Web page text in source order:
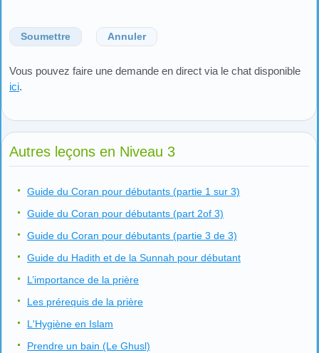
Soumettre Annuler
Vous pouvez faire une demande en direct via le chat disponible
ici.
Autres leçons en Niveau 3
Guide du Coran pour débutants (partie 1 sur 3)
Guide du Coran pour débutants (part 2of 3)
Guide du Coran pour débutants (partie 3 de 3)
Guide du Hadith et de la Sunnah pour débutant
L’importance de la prière
Les prérequis de la prière
L'Hygiène en Islam
Prendre un bain (Le Ghusl)